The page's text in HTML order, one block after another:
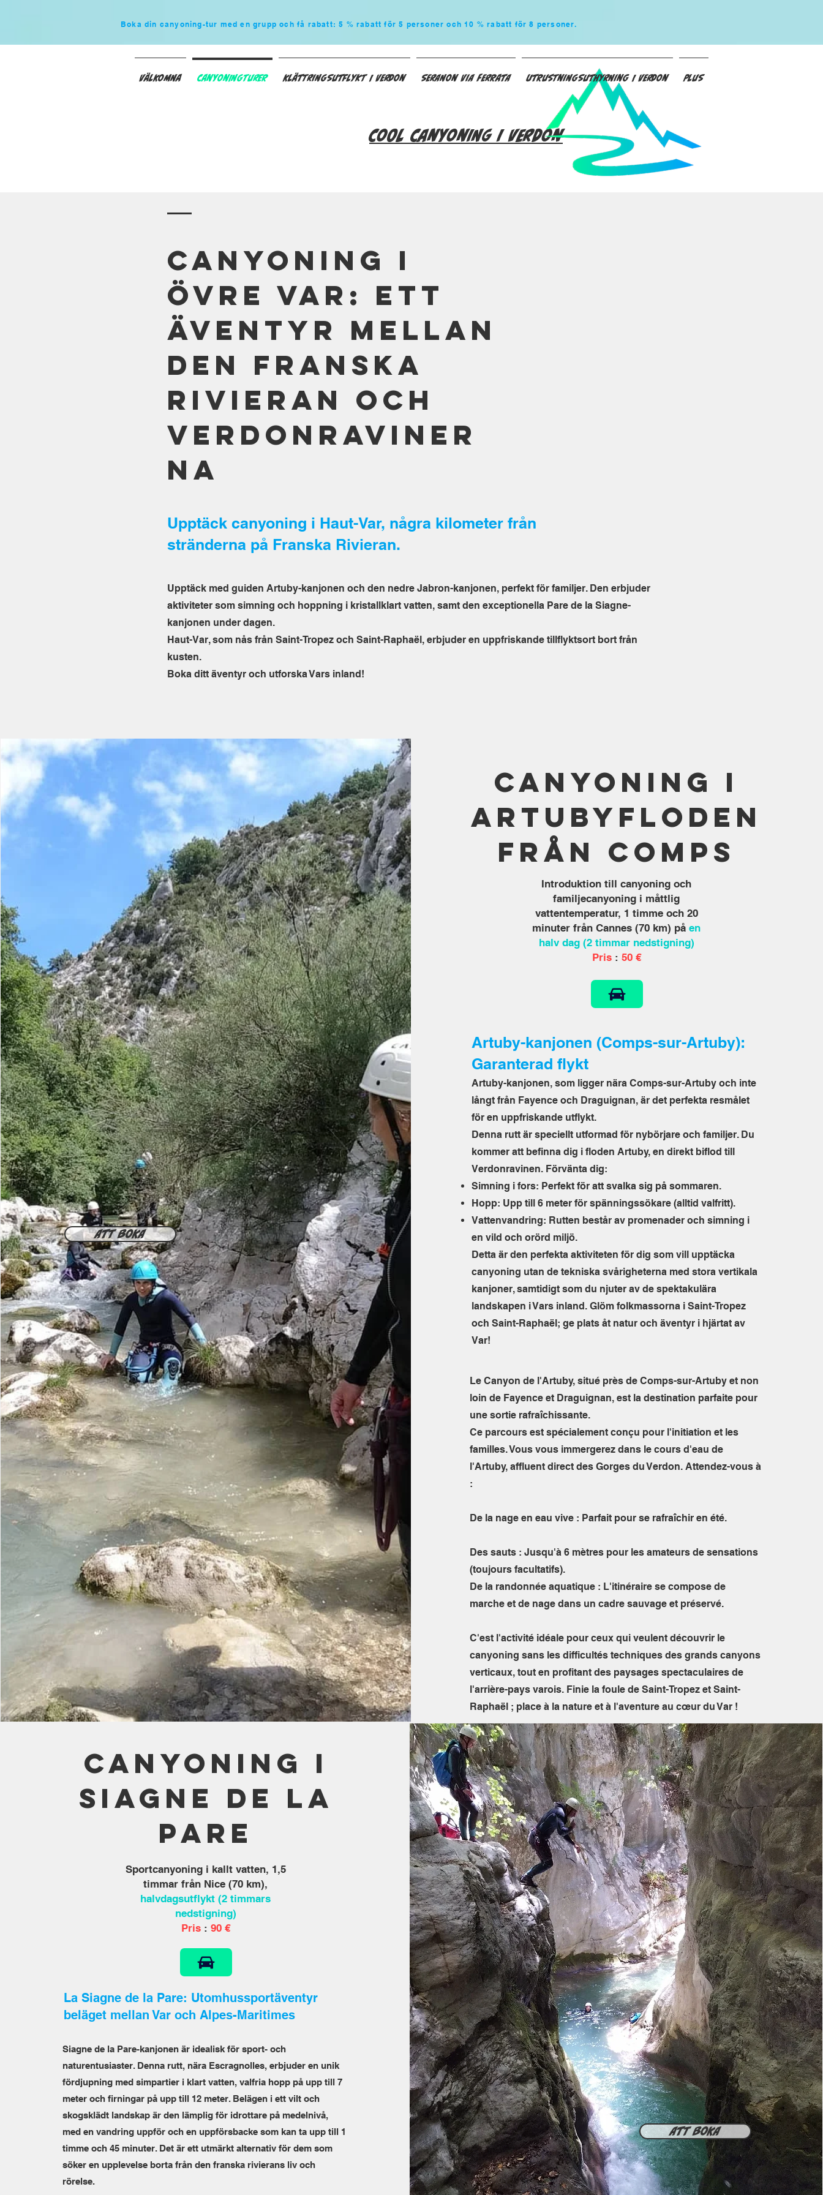
Boka din canyoning-tur med en grupp och få rabatt: 5 % rabatt för 5 personer och 10 % rabatt för 8 personer.
Cool Canyoning i Verdon
Välkomna Canyoningturer Klättringsutflykt i Verdon Seranon Via Ferrata Utrustningsuthyrning i Verdon Plus
Canyoning i
övre Var: Ett
äventyr mellan
den franska
rivieran och
Verdonraviner
na
Upptäck canyoning i Haut-Var, några kilometer från
stränderna på Franska Rivieran.
Upptäck med guiden Artuby-kanjonen och den nedre Jabron-kanjonen, perfekt för familjer. Den erbjuder
aktiviteter som simning och hoppning i kristallklart vatten, samt den exceptionella Pare de la Siagne-
kanjonen under dagen.
Haut-Var, som nås från Saint-Tropez och Saint-Raphaël, erbjuder en uppfriskande tillflyktsort bort från
kusten.
Boka ditt äventyr och utforska Vars inland!
Att boka
Canyoning i
Artubyfloden
från Comps
Introduktion till canyoning och
familjecanyoning i måttlig
vattentemperatur, 1 timme och 20
minuter från Cannes (70 km) påen
halv dag (2 timmar nedstigning)
Pris : 50 €
Artuby-kanjonen (Comps-sur-Artuby):
Garanterad flykt
Artuby-kanjonen, som ligger nära Comps-sur-Artuby och inte
långt från Fayence och Draguignan, är det perfekta resmålet
för en uppfriskande utflykt.
Denna rutt är speciellt utformad för nybörjare och familjer. Du
kommer att befinna dig i floden Artuby, en direkt biflod till
Verdonravinen. Förvänta dig:
Simning i fors: Perfekt för att svalka sig på sommaren.
Hopp: Upp till 6 meter för spänningssökare (alltid valfritt).
Vattenvandring: Rutten består av promenader och simning i
en vild och orörd miljö.
Detta är den perfekta aktiviteten för dig som vill upptäcka
canyoning utan de tekniska svårigheterna med stora vertikala
kanjoner, samtidigt som du njuter av de spektakulära
landskapen i Vars inland. Glöm folkmassorna i Saint-Tropez
och Saint-Raphaël; ge plats åt natur och äventyr i hjärtat av
Var!
Le Canyon de l'Artuby, situé près de Comps-sur-Artuby et non
loin de Fayence et Draguignan, est la destination parfaite pour
une sortie rafraîchissante.
Ce parcours est spécialement conçu pour l'initiation et les
familles. Vous vous immergerez dans le cours d'eau de
l'Artuby, affluent direct des Gorges du Verdon. Attendez-vous à
:
De la nage en eau vive : Parfait pour se rafraîchir en été.
​Des sauts : Jusqu'à 6 mètres pour les amateurs de sensations
(toujours facultatifs).
De la randonnée aquatique : L'itinéraire se compose de
marche et de nage dans un cadre sauvage et préservé.
C'est l'activité idéale pour ceux qui veulent découvrir le
canyoning sans les difficultés techniques des grands canyons
verticaux, tout en profitant des paysages spectaculaires de
l'arrière-pays varois. Finie la foule de Saint-Tropez et Saint-
Raphaël ; place à la nature et à l'aventure au cœur du Var !
Canyoning i
Siagne de La
Pare
Sportcanyoning i kallt vatten, 1,5
timmar från Nice (70 km),
halvdagsutflykt (2 timmars
nedstigning)
Pris : 90 €
La Siagne de la Pare: Utomhussportäventyr
beläget mellan Var och Alpes-Maritimes
Siagne de la Pare-kanjonen är idealisk för sport- och
naturentusiaster. Denna rutt, nära Escragnolles, erbjuder en unik
fördjupning med simpartier i klart vatten, valfria hopp på upp till 7
meter och firningar på upp till 12 meter. Belägen i ett vilt och
skogsklädt landskap är den lämplig för idrottare på medelnivå,
med en vandring uppför och en uppförsbacke som kan ta upp till 1
timme och 45 minuter. Det är ett utmärkt alternativ för dem som
söker en upplevelse borta från den franska rivierans liv och
rörelse.
Att boka